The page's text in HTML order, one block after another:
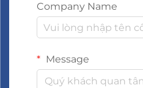
Company Name
Message